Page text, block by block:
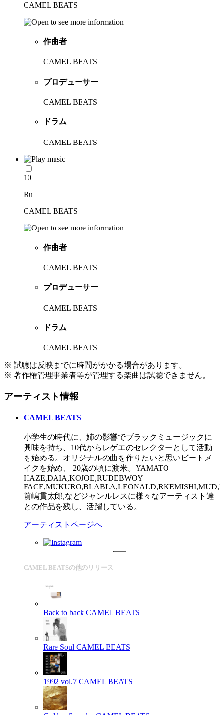
CAMEL BEATS
作曲者
CAMEL BEATS
プロデューサー
CAMEL BEATS
ドラム
CAMEL BEATS
10
Ru
CAMEL BEATS
作曲者
CAMEL BEATS
プロデューサー
CAMEL BEATS
ドラム
CAMEL BEATS
※ 試聴は反映までに時間がかかる場合があります。
※ 著作権管理事業者等が管理する楽曲は試聴できません。
アーティスト情報
CAMEL BEATS
小学生の時代に、姉の影響でブラックミュージックに
興味を持ち、10代からレゲエのセレクターとして活動
を始める。オリジナルの曲を作りたいと思いビートメ
イクを始め、 20歳の頃に渡米。YAMATO
HAZE,DAIA,KOJOE,RUDEBWOY
前嶋貫太郎,などジャンルレスに様々なアーティスト達
との作品を残し、活躍している。
アーティストページへ
CAMEL BEATSの他のリリース
Back to back CAMEL BEATS
Rare Soul CAMEL BEATS
1992 vol.7 CAMEL BEATS